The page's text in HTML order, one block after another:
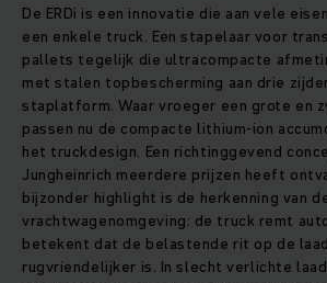
De ERDi is een innovatie die aan vele
een enkele truck. Een stapelaar voor
pallets tegelijk die ultracompacte
met stalen topbescherming aan drie
staplatform. Waar vroeger een grote en
passen nu de compacte lithium-ion
het truckdesign. Een richtinggevend
Jungheinrich meerdere prijzen heeft
bijzonder highlight is de herkenning van
vrachtwagenomgeving: de truck remt
betekent dat de belastende rit op de
rugvriendelijker is. In slecht verlichte